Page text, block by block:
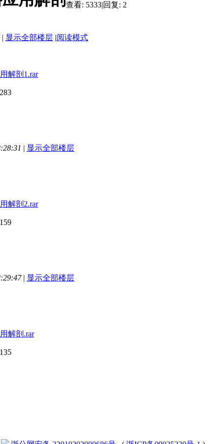
查看: 5333|回复: 2
| 显示全部楼层 |阅读模式
解剖1.rar
| 显示全部楼层
解剖2.rar
| 显示全部楼层
解剖.rar